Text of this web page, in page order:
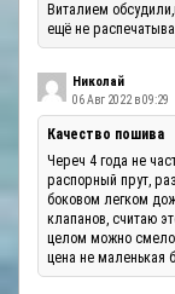
Виталием
ещё не
Николай
06 Авг 2022 в 09:29
Качество пошива
Череч 4 года не
распорный прут,
боковом легком
клапанов, считаю
целом можно смело
цена не маленькая